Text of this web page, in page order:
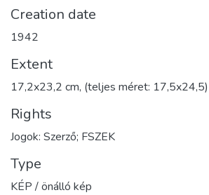
Creation date
1942
Extent
17,2x23,2 cm, (teljes méret: 17,5x24,5)
Rights
Jogok: Szerző; FSZEK
Type
KÉP / önálló kép